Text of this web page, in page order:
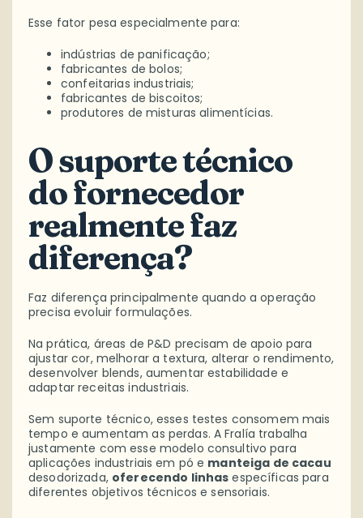
Esse fator pesa especialmente para:
indústrias de panificação;
fabricantes de bolos;
confeitarias industriais;
fabricantes de biscoitos;
produtores de misturas alimentícias.
O suporte técnico
do fornecedor
realmente faz
diferença?
Faz diferença principalmente quando a operação
precisa evoluir formulações.
Na prática, áreas de P&D precisam de apoio para
ajustar cor, melhorar a textura, alterar o rendimento,
desenvolver blends, aumentar estabilidade e
adaptar receitas industriais.
Sem suporte técnico, esses testes consomem mais
tempo e aumentam as perdas. A Fralía trabalha
justamente com esse modelo consultivo para
aplicações industriais em pó e manteiga de cacau
desodorizada, oferecendo linhas específicas para
diferentes objetivos técnicos e sensoriais.